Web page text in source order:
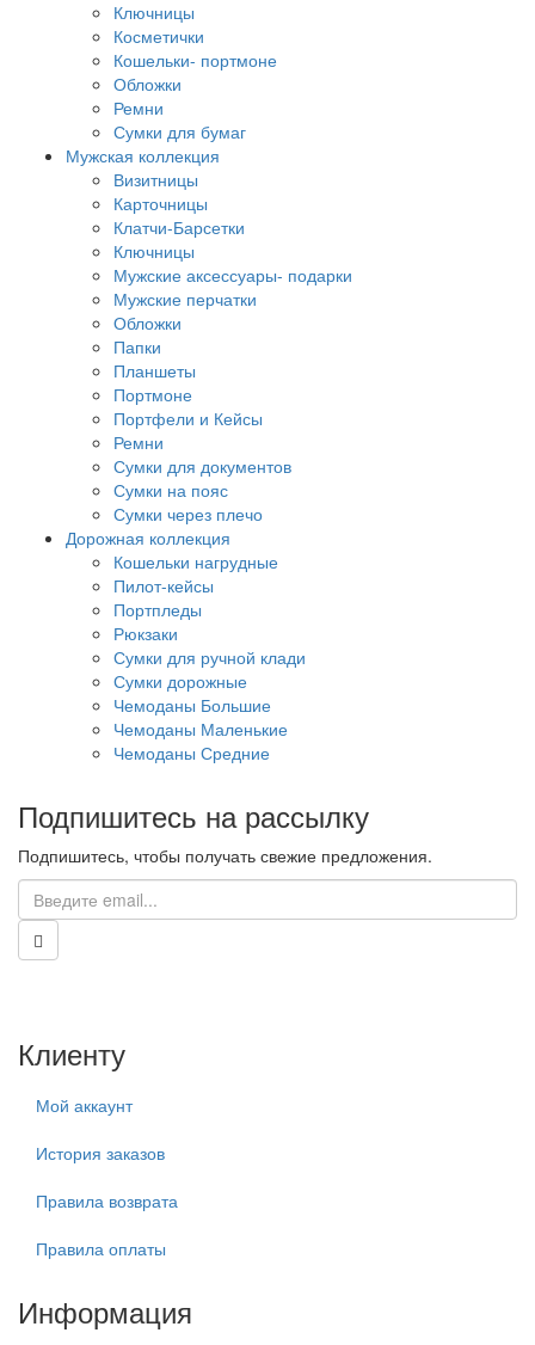
Ключницы
Косметички
Кошельки- портмоне
Обложки
Ремни
Сумки для бумаг
Мужская коллекция
Визитницы
Карточницы
Клатчи-Барсетки
Ключницы
Мужские аксессуары- подарки
Мужские перчатки
Обложки
Папки
Планшеты
Портмоне
Портфели и Кейсы
Ремни
Сумки для документов
Сумки на пояс
Сумки через плечо
Дорожная коллекция
Кошельки нагрудные
Пилот-кейсы
Портпледы
Рюкзаки
Сумки для ручной клади
Сумки дорожные
Чемоданы Большие
Чемоданы Маленькие
Чемоданы Средние
Подпишитесь на рассылку
Подпишитесь, чтобы получать свежие предложения.
Клиенту
Мой аккаунт
История заказов
Правила возврата
Правила оплаты
Информация